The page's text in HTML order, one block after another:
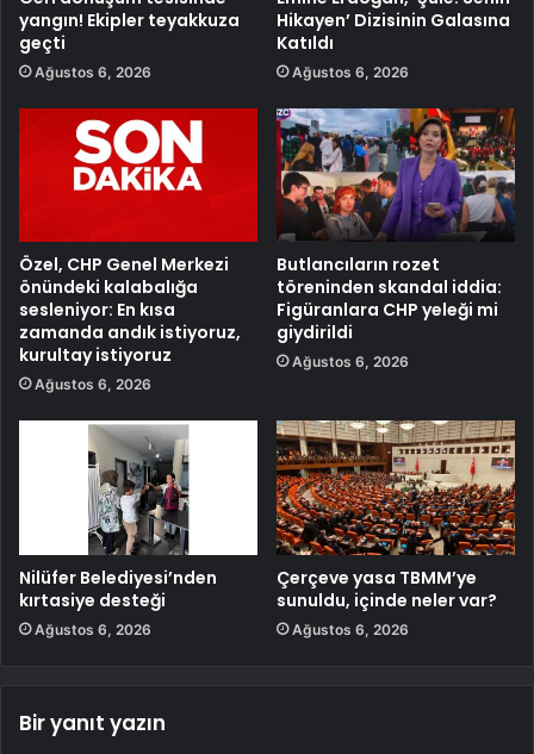
yangın! Ekipler teyakkuza
geçti
Ağustos 6, 2026
Hikayen’ Dizisinin Galasına
Katıldı
Ağustos 6, 2026
Özel, CHP Genel Merkezi
önündeki kalabalığa
sesleniyor: En kısa
zamanda andık istiyoruz,
kurultay istiyoruz
Ağustos 6, 2026
Butlancıların rozet
töreninden skandal iddia:
Figüranlara CHP yeleği mi
giydirildi
Ağustos 6, 2026
Nilüfer Belediyesi’nden
kırtasiye desteği
Ağustos 6, 2026
Çerçeve yasa TBMM’ye
sunuldu, içinde neler var?
Ağustos 6, 2026
Bir yanıt yazın